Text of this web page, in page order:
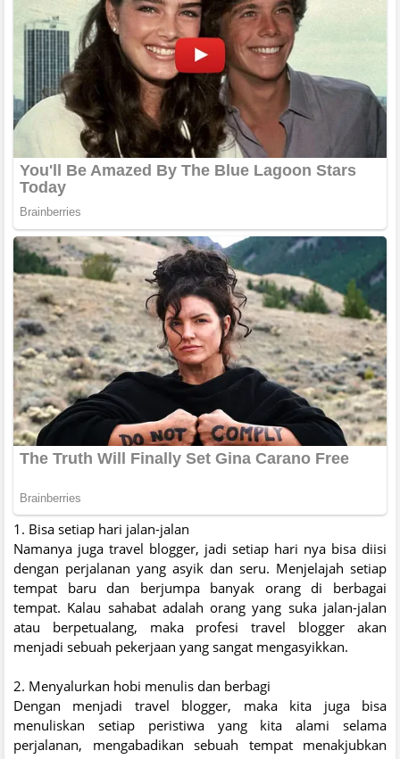
1. Bisa setiap hari jalan-jalan
Namanya juga travel blogger, jadi setiap hari nya bisa diisi
dengan perjalanan yang asyik dan seru. Menjelajah setiap
tempat baru dan berjumpa banyak orang di berbagai
tempat. Kalau sahabat adalah orang yang suka jalan-jalan
atau berpetualang, maka profesi travel blogger akan
menjadi sebuah pekerjaan yang sangat mengasyikkan.
2. Menyalurkan hobi menulis dan berbagi
Dengan menjadi travel blogger, maka kita juga bisa
menuliskan setiap peristiwa yang kita alami selama
perjalanan, mengabadikan sebuah tempat menakjubkan